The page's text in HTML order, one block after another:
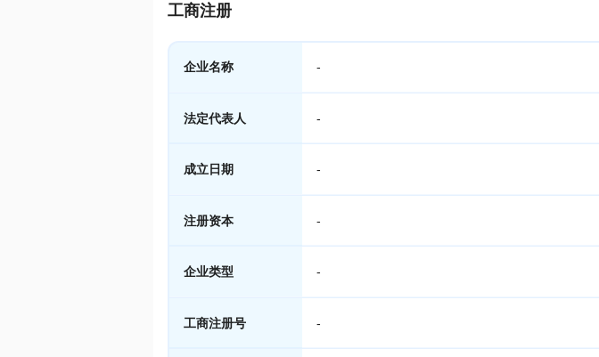
工商注册
企业名称 -
法定代表人 -
成立日期 -
注册资本 -
企业类型 -
工商注册号 -